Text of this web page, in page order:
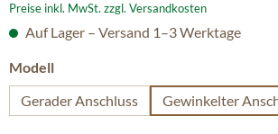
Preise inkl. MwSt. zzgl. Versandkosten
Auf Lager – Versand 1–3 Werktage
Modellauswählen
Gerader Anschluss
Gewinkelter